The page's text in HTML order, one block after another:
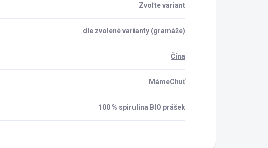
Zvoľte variant
dle zvolené varianty (gramáže)
Čína
MámeChuť
100 % spirulina BIO prášek